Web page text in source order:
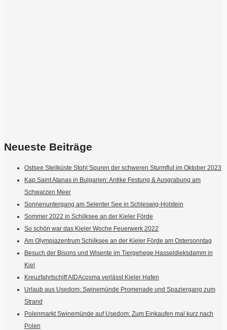
Neueste Beiträge
Ostsee Steilküste Stohl Spuren der schweren Sturmflut im Oktober 2023
Kap Saint Atanas in Bulgarien: Antike Festung & Ausgrabung am
Schwarzen Meer
Sonnenuntergang am Selenter See in Schleswig-Holstein
Sommer 2022 in Schilksee an der Kieler Förde
So schön war das Kieler Woche Feuerwerk 2022
Am Olympiazentrum Schilksee an der Kieler Förde am Ostersonntag
Besuch der Bisons und Wisente im Tiergehege Hasseldieksdamm in
Kiel
Kreuzfahrtschiff AIDAcosma verlässt Kieler Hafen
Urlaub aus Usedom: Swinemünde Promenade und Spaziergang zum
Strand
Polenmarkt Swinemünde auf Usedom: Zum Einkaufen mal kurz nach
Polen